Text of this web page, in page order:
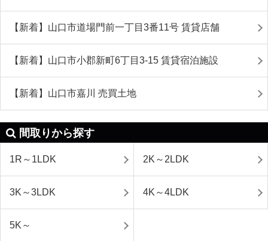
【新着】山口市道場門前一丁目3番11号 賃貸店舗
【新着】山口市小郡新町6丁目3-15 賃貸宿泊施設
【新着】山口市嘉川 売買土地
間取りから探す
1R～1LDK 2K～2LDK
3K～3LDK 4K～4LDK
5K～